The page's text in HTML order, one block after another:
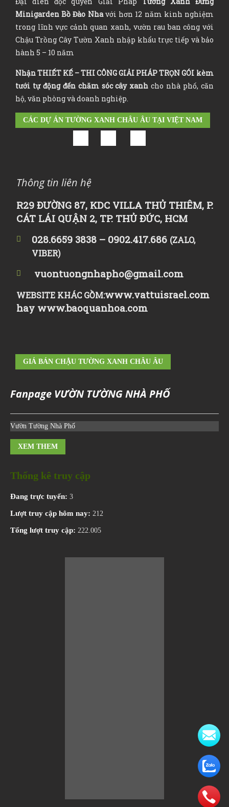
Minigarden Bồ Đào Nhavới hơn 12 năm kinh nghiệm
trong lĩnh vực cảnh quan xanh, vườn rau ban công với
Chậu Trồng Cây Tườn Xanh nhập khẩu trực tiếp và bảo
hành 5 – 10 năm
NhậnTHIẾT KẾ – THI CÔNG GIẢI PHÁP TRỌN GÓI kèm
tưới tự động đến chăm sóc cây xanh cho nhà phố, căn
hộ, văn phòng và doanh nghiệp.
CÁC DỰ ÁN TƯỜNG XANH CHÂU ÂU TẠI VIỆT NAM
Thông tin liên hệ
R29 ĐƯỜNG 87, KDC VILLA THỦ THIÊM, P.
CÁT LÁI QUẬN 2, TP. THỦ ĐỨC, HCM
028.6659 3838 – 0902.417.686 (ZALO,
VIBER)
vuontuongnhapho@gmail.com
WEBSITE KHÁC GỒM:www.vattuisrael.com
hay www.baoquanhoa.com
GIÁ BÁN CHẬU TƯỜNG XANH CHÂU ÂU
Fanpage VƯỜN TƯỜNG NHÀ PHỐ
Vườn Tường Nhà Phố
XEM THEM
Thống kê truy cập
Đang trực tuyến: 3
Lượt truy cập hôm nay: 212
Tổng lượt truy cập: 222.005